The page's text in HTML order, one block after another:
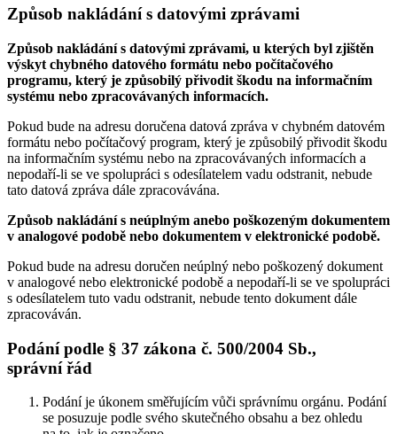
Způsob nakládání s datovými zprávami
Způsob nakládání s datovými zprávami, u kterých byl zjištěn
výskyt chybného datového formátu nebo počítačového
programu, který je způsobilý přivodit škodu na informačním
systému nebo zpracovávaných informacích.
Pokud bude na adresu doručena datová zpráva v chybném datovém
formátu nebo počítačový program, který je způsobilý přivodit škodu
na informačním systému nebo na zpracovávaných informacích a
nepodaří-li se ve spolupráci s odesílatelem vadu odstranit, nebude
tato datová zpráva dále zpracovávána.
Způsob nakládání s neúplným anebo poškozeným dokumentem
v analogové podobě nebo dokumentem v elektronické podobě.
Pokud bude na adresu doručen neúplný nebo poškozený dokument
v analogové nebo elektronické podobě a nepodaří-li se ve spolupráci
s odesílatelem tuto vadu odstranit, nebude tento dokument dále
zpracováván.
Podání podle § 37 zákona č. 500/2004 Sb.,
správní řád
Podání je úkonem směřujícím vůči správnímu orgánu. Podání
se posuzuje podle svého skutečného obsahu a bez ohledu